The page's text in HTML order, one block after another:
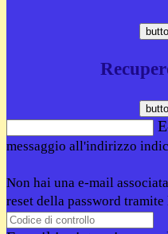
messaggio all'indirizzo
Non hai una e-mail
reset della password tramite